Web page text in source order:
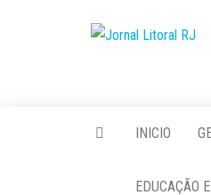
INICIO
EDUCAÇÃO